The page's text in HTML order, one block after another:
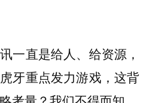
一直是给人、给资源，
牙重点发力游戏，这背